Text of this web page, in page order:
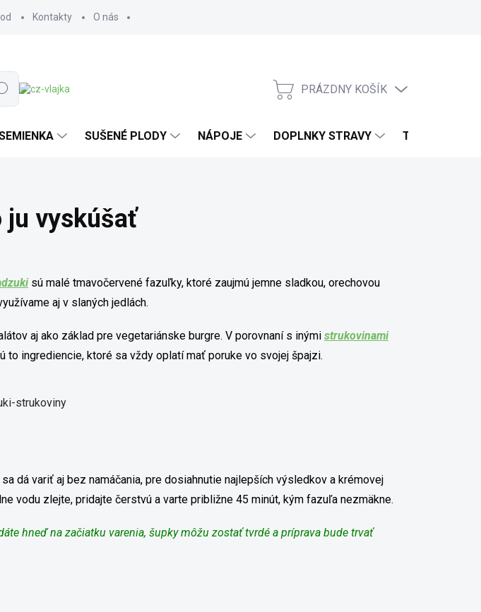
Kontakty O nás
NÁKUPNÝ KOŠÍK
PRÁZDNY KOŠÍK
SUŠENÉ PLODY NÁPOJE DOPLNKY STRAVY TELO &
ju vyskúšať
sú malé tmavočervené fazuľky, ktoré zaujmú jemne sladkou, orechovou
aj v slaných jedlách.
aj ako základ pre vegetariánske burgre. V porovnaní s inými strukovinami
to ingrediencie, ktoré sa vždy oplatí mať poruke vo svojej špajzi.
dá variť aj bez namáčania, pre dosiahnutie najlepších výsledkov a krémovej
vodu zlejte, pridajte čerstvú a varte približne 45 minút, kým fazuľa nezmäkne.
hneď na začiatku varenia, šupky môžu zostať tvrdé a príprava bude trvať